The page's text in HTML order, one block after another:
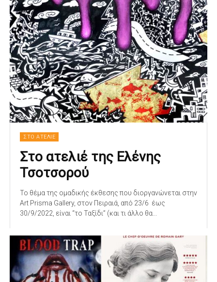
ΣΤΟ ΑΤΕΛΙΕ
Στο ατελιέ της Ελένης
Τσοτσορού
Το θέμα της ομαδικής έκθεσης που διοργανώνεται στην
Art Prisma Gallery, στον Πειραιά, από 23/6 έως
30/9/2022, είναι “το Ταξίδι” (και τι άλλο θα...